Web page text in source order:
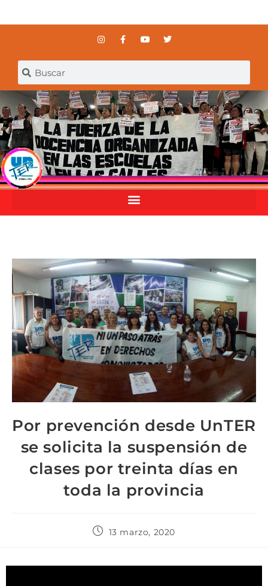
Por prevención desde UnTER
se solicita la suspensión de
clases por treinta días en
toda la provincia
13 marzo, 2020